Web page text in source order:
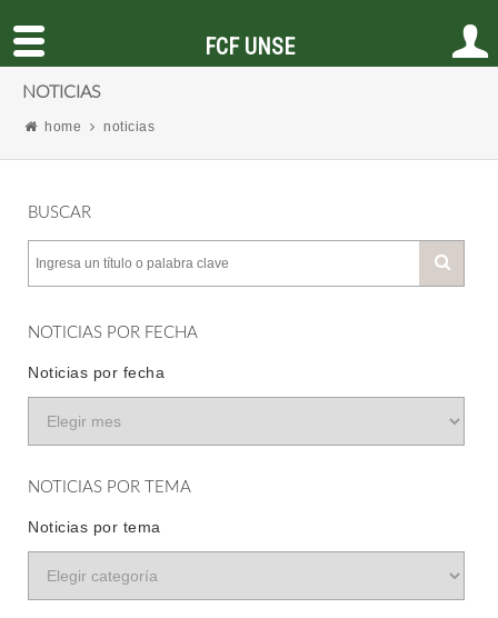
NOTICIAS
home noticias
BUSCAR
NOTICIAS POR FECHA
Noticias por fecha
NOTICIAS POR TEMA
Noticias por tema
FCF UNSE